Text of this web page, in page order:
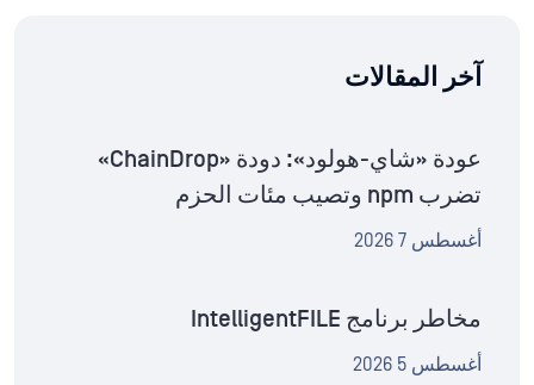
آخر المقالات
عودة «شاي-هولود»: دودة «ChainDrop»
تضرب npm وتصيب مئات الحزم
أغسطس 7 2026
مخاطر برنامج IntelligentFILE
أغسطس 5 2026